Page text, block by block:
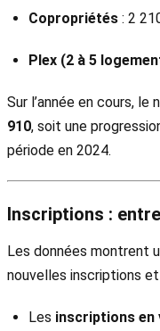
Copropriétés : 2
Plex (2 à 5
Sur l’année en cours,
910, soit une
période en 2024.
Inscriptions :
Les données montrent
nouvelles inscriptions
Les inscriptions en